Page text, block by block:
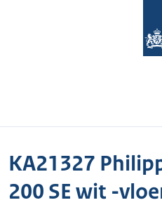
KA21327
200 SE wit -